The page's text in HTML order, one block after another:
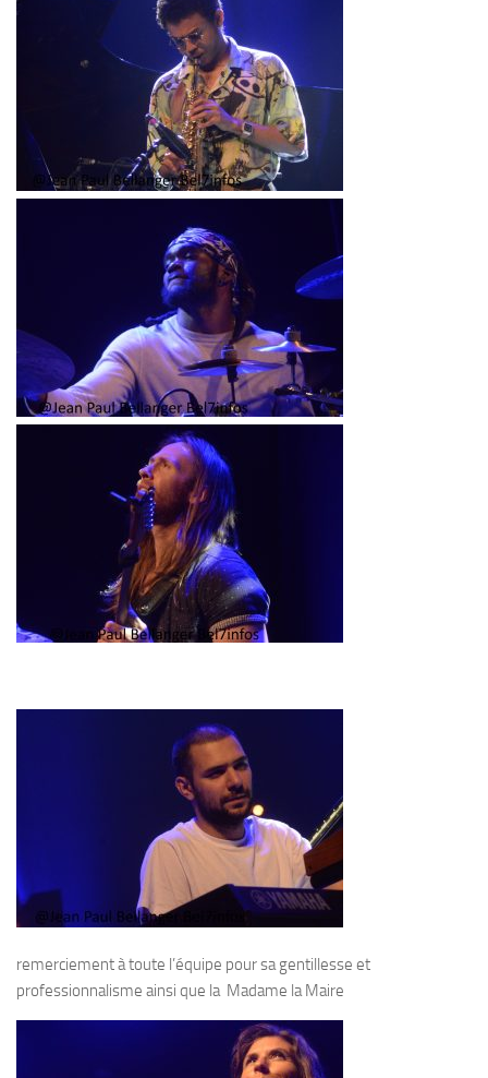
remerciement à toute l’équipe pour sa gentillesse et
professionnalisme ainsi que la Madame la Maire